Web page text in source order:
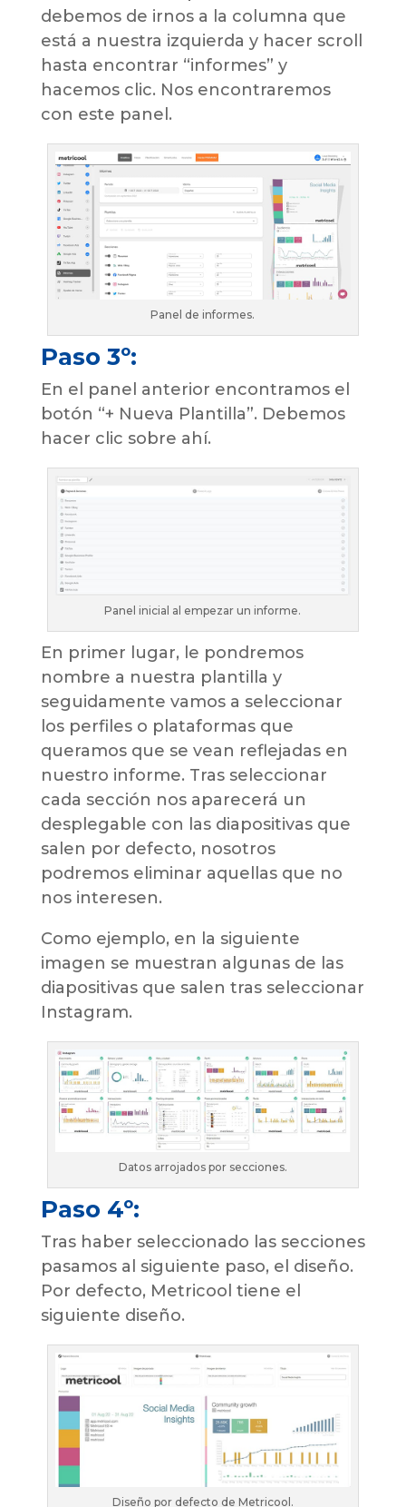
debemos de irnos a la columna que
está a nuestra izquierda y hacer scroll
hasta encontrar “informes” y
hacemos clic. Nos encontraremos
con este panel.
Panel de informes.
Paso 3º:
En el panel anterior encontramos el
botón “+ Nueva Plantilla”. Debemos
hacer clic sobre ahí.
Panel inicial al empezar un informe.
En primer lugar, le pondremos
nombre a nuestra plantilla y
seguidamente vamos a seleccionar
los perfiles o plataformas que
queramos que se vean reflejadas en
nuestro informe. Tras seleccionar
cada sección nos aparecerá un
desplegable con las diapositivas que
salen por defecto, nosotros
podremos eliminar aquellas que no
nos interesen.
Como ejemplo, en la siguiente
imagen se muestran algunas de las
diapositivas que salen tras seleccionar
Instagram.
Datos arrojados por secciones.
Paso 4º:
Tras haber seleccionado las secciones
pasamos al siguiente paso, el diseño.
Por defecto, Metricool tiene el
siguiente diseño.
Diseño por defecto de Metricool.